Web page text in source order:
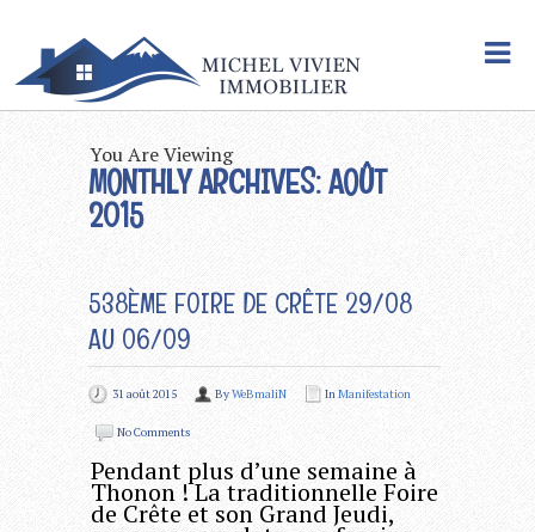
You Are Viewing
MONTHLY ARCHIVES: AOÛT
2015
538ÈME FOIRE DE CRÊTE 29/08
AU 06/09
31 août 2015 ByWeBmaliN InManifestation
No Comments
Pendant plus d’une semaine à
Thonon ! La traditionnelle Foire
de Crête et son Grand Jeudi,